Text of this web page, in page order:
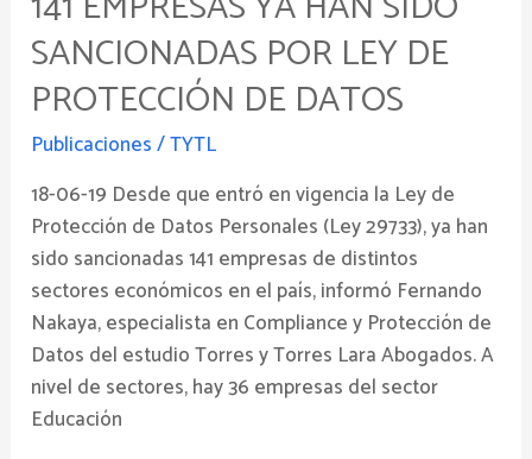
SANCIONADAS POR LEY DE
PROTECCIÓN DE DATOS
Publicaciones/TYTL
18-06-19 Desde que entró en vigencia la Ley de
Protección de Datos Personales (Ley 29733), ya han
sido sancionadas 141 empresas de distintos
sectores económicos en el país, informó Fernando
Nakaya, especialista en Compliance y Protección de
Datos del estudio Torres y Torres Lara Abogados. A
nivel de sectores, hay 36 empresas del sector
Educación
han
sido
sancionadas
por
Ley
de
Protección
de
Datos